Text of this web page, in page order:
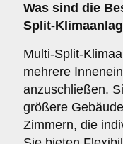
Was sind die
Split-
Multi-Split-
mehrere
anzuschließen.
größere
Zimmern, die